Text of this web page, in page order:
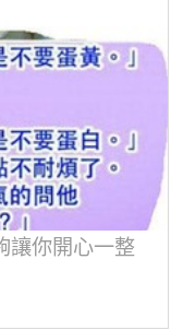
讓你開心一整